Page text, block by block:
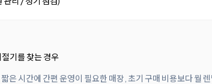
절기를 찾는 경우
은 시간에 간편 운영이 필요한 매장, 초기 구매 비용보다 월